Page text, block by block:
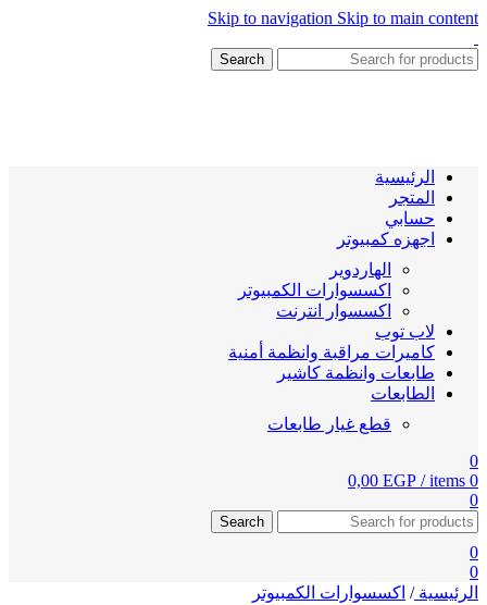
Skip to navigation Skip to main content
Search
الرئيسية
المتجر
حسابي
اجهزه كمبيوتر
الهاردوير
اكسسوارات الكمبيوتر
اكسسوار انترنت
لاب توب
كاميرات مراقبة وانظمة أمنية
طابعات وانظمة كاشير
الطابعات
قطع غيار طابعات
0
0
items
/
0,00 EGP
0
Search
0
0
الرئيسية/ اكسسوارات الكمبيوتر